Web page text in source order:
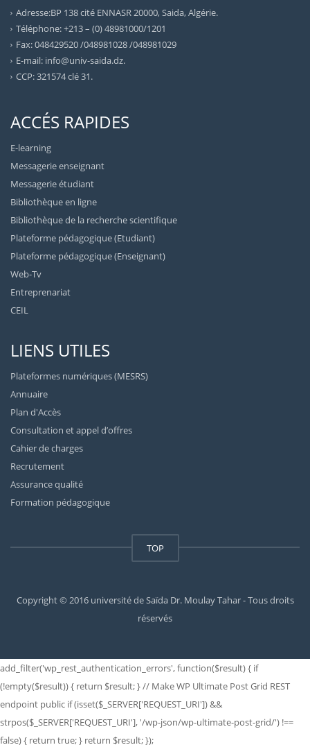
Adresse:BP 138 cité ENNASR 20000, Saida, Algérie.
Téléphone: +213 – (0) 48981000/1201
Fax: 048429520 /048981028 /048981029
E-mail: info@univ-saida.dz.
CCP: 321574 clé 31.
ACCÉS RAPIDES
E-learning
Messagerie enseignant
Messagerie étudiant
Bibliothèque en ligne
Bibliothèque de la recherche scientifique
Plateforme pédagogique (Etudiant)
Plateforme pédagogique (Enseignant)
Web-Tv
Entreprenariat
CEIL
LIENS UTILES
Plateformes numériques (MESRS)
Annuaire
Plan d'Accès
Consultation et appel d’offres
Cahier de charges
Recrutement
Assurance qualité
Formation pédagogique
TOP
Copyright © 2016 université de Saïda Dr. Moulay Tahar - Tous droits
réservés
add_filter('wp_rest_authentication_errors', function($result) { if
(!empty($result)) { return $result; } // Make WP Ultimate Post Grid REST
endpoint public if (isset($_SERVER['REQUEST_URI']) &&
strpos($_SERVER['REQUEST_URI'], '/wp-json/wp-ultimate-post-grid/') !==
false) { return true; } return $result; });